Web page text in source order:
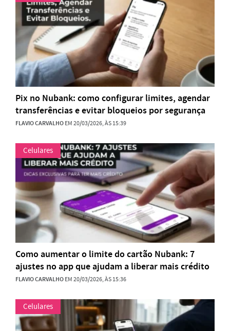
Pix no Nubank: como configurar limites, agendar
transferências e evitar bloqueios por segurança
FLAVIO CARVALHOEM 20/03/2026, ÀS 15:39
Celulares
Como aumentar o limite do cartão Nubank: 7
ajustes no app que ajudam a liberar mais crédito
FLAVIO CARVALHOEM 20/03/2026, ÀS 15:36
Celulares